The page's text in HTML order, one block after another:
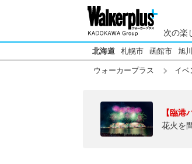
次の楽
北海道 札幌市 函館市 旭
ウォーカープラス イベ
【臨港
花火を